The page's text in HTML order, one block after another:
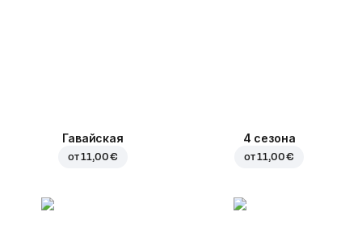
Гавайская
от11,00 €
4 сезона
от11,00 €